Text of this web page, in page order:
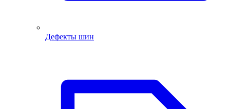
Дефекты шин